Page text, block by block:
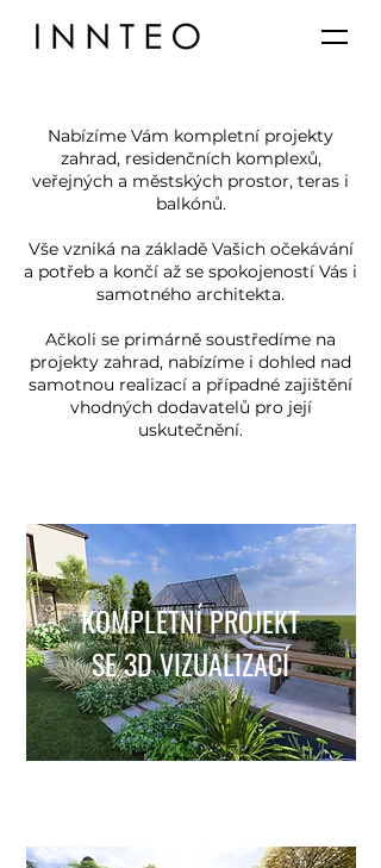
Nabízíme Vám kompletní projekty
zahrad, residenčních komplexů,
veřejných a městských prostor, teras i
balkónů.
Vše vzniká na základě Vašich očekávání
a potřeb a končí až se spokojeností Vás i
samotného architekta.​
Ačkoli se primárně soustředíme na
projekty zahrad, nabízíme i dohled nad
samotnou realizací a případné zajištění
vhodných dodavatelů pro její
uskutečnění.
KOMPLETNÍ PROJEKT
SE 3D VIZUALIZACÍ